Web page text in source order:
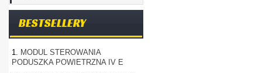
BESTSELLERY
1. MODUL STEROWANIA
PODUSZKA POWIETRZNA IV E